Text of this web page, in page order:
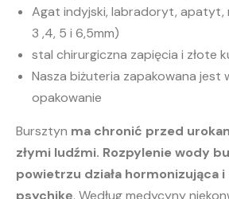
Agat indyjski, labradoryt, apatyt,
3 ,4, 5 i 6,5mm)
stal chirurgiczna zapięcia i złote
Nasza biżuteria zapakowana jest
opakowanie
Bursztyn ma chronić przed
złymi ludźmi. Rozpylenie wody
powietrzu działa hormonizująca i
psychikę. Według medycyny